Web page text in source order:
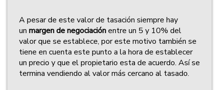
A pesar de este valor de tasación siempre hay
un margen de negociaciónentre un 5 y 10% del
valor que se establece, por este motivo también se
tiene en cuenta este punto a la hora de establecer
un precio y que el propietario esta de acuerdo. Así se
termina vendiendo al valor más cercano al tasado.